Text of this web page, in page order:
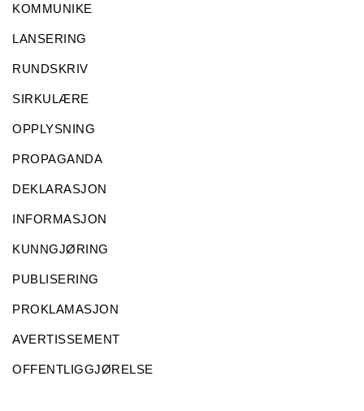
KOMMUNIKE
LANSERING
RUNDSKRIV
SIRKULÆRE
OPPLYSNING
PROPAGANDA
DEKLARASJON
INFORMASJON
KUNNGJØRING
PUBLISERING
PROKLAMASJON
AVERTISSEMENT
OFFENTLIGGJØRELSE